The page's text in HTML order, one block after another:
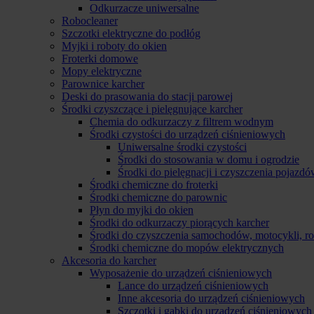
Odkurzacze uniwersalne
Robocleaner
Szczotki elektryczne do podłóg
Myjki i roboty do okien
Froterki domowe
Mopy elektryczne
Parownice karcher
Deski do prasowania do stacji parowej
Środki czyszczące i pielęgnujące karcher
Chemia do odkurzaczy z filtrem wodnym
Środki czystości do urządzeń ciśnieniowych
Uniwersalne środki czystości
Środki do stosowania w domu i ogrodzie
Środki do pielęgnacji i czyszczenia
Środki chemiczne do froterki
Środki chemiczne do parownic
Płyn do myjki do okien
Środki do odkurzaczy piorących karcher
Środki do czyszczenia samochodów, motocykli,
Środki chemiczne do mopów elektrycznych
Akcesoria do karcher
Wyposażenie do urządzeń ciśnieniowych
Lance do urządzeń ciśnieniowych
Inne akcesoria do urządzeń ciśnieniowych
Szczotki i gąbki do urządzeń ciśnieniowych